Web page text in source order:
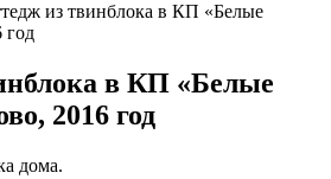
из твинблока в КП «Белые
год
в КП «Белые
2016 год
дома.